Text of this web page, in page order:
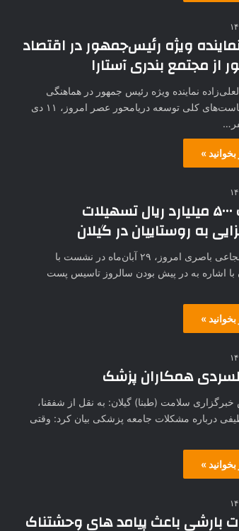
نماینده ویژه رئیس‌جمهور در اقتصاد
از مجتمع بندری آستارا
نماینده ویژه رئیس جمهور در هماهنگی
اجرای سیاست‌های کلی توسعه دریامحور عصر امروز، ۱۱ دی
»
پرداخت ۵۰۰۰ میلیارد ریال تسهیلات
به روستاییان در گیلان
علیرضا شجاعی باصری امروز، ۲۹ آبان‌ماه در نشست با
با اشاره به در پیش بودن سالروز تاسیس پست
»
همکاران پزشک
سلامت (طبنا) گیلان: به نقل از شفقنا،
درباره مشکلات جامعه پزشکی بیان کرد: وقتی
»
بارشی باعث پیامد های وحشتناک